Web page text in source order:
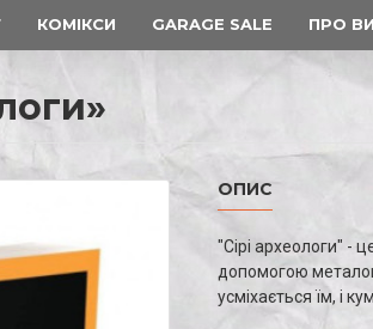
КОМІКСИ GARAGE SALE ПРО
ОПИС
"Сірі археологи" -
допомогою
усміхається їм, і